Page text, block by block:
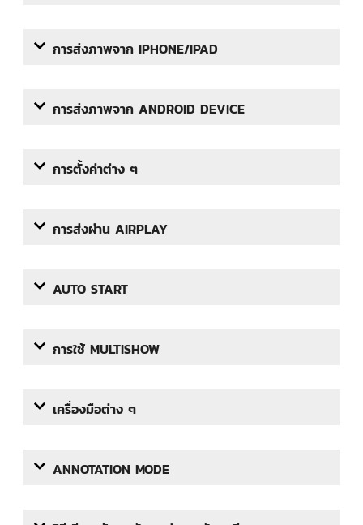
การส่งภาพจาก IPHONE/IPAD
การส่งภาพจาก ANDROID DEVICE
การตั้งค่าต่าง ๆ
การส่งผ่าน AIRPLAY
AUTO START
การใช้ MULTISHOW
เครื่องมือต่าง ๆ
ANNOTATION MODE